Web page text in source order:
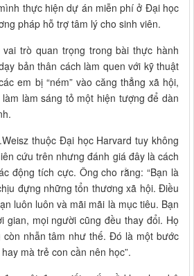
thực hiện dự án miễn phí ở Đại học
pháp hỗ trợ tâm lý cho sinh viên.
trò quan trọng trong bài thực hành
bản thân cách làm quen với kỹ thuật
em bị “ném” vào căng thẳng xã hội,
làm sáng tỏ một hiện tượng để dàn
thuộc Đại học Harvard tuy không
cứu trên nhưng đánh giá đây là cách
động tích cực. Ông cho rằng: “Bạn là
đựng những tổn thương xã hội. Điều
luôn luôn và mãi mãi là mục tiêu. Bạn
gian, mọi người cũng đều thay đổi. Họ
còn nhẫn tâm như thế. Đó là một bước
mà trẻ con cần nên học”.